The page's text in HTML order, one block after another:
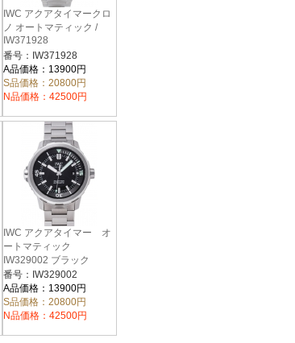
IWC アクアタイマークロ
ノ オートマティック /
IW371928
番号：IW371928
A品価格：13900円
S品価格：20800円
N品価格：42500円
IWC アクアタイマー オ
ートマティック
IW329002 ブラック
28352
番号：IW329002
A品価格：13900円
S品価格：20800円
N品価格：42500円